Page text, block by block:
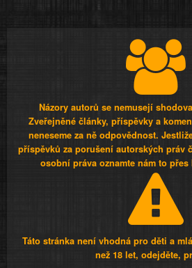
Názory autorů se nemusejí
Zveřejněné články, příspěvky a
neneseme za ně odpovědnost.
příspěvků za porušení autorských práv
osobní práva oznamte nám to
Táto stránka není vhodná pro děti a
než 18 let, odejděte,